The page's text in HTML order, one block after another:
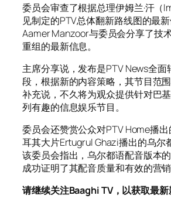
委员会审查了根据总理伊姆兰·汗（
见制定的PTV总体翻新路线图的最
Aamer Manzoor与委员会分享了技
重组的最新信息。
主席分享说，发布是PTV News全面
段，根据新的内容策略，其节目范
补充说，不久将为观众提供针对巴
列有趣的信息娱乐节目。
委员会还赞赏公众对PTV Home播
耳其大片Ertugrul Ghazi播出的乌尔
该委员会指出，乌尔都语配音版本
成功证明了其配音质量和有效的营销
请继续关注Baaghi TV，以获取最新